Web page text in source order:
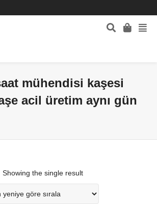
mühendisi kaşesi
acil üretim aynı gün
Showing the single result